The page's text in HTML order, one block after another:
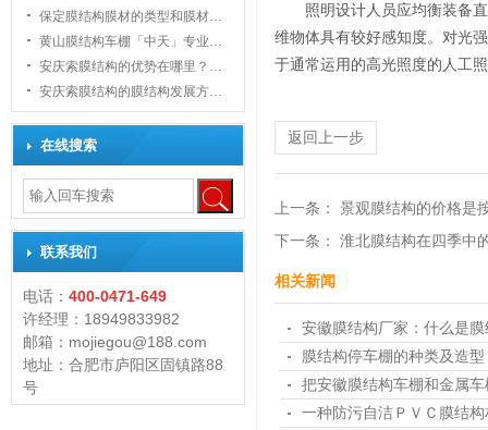
保定膜结构膜材的类型和膜材…
黄山膜结构车棚「中天」专业…
安庆索膜结构的优势在哪里？…
安庆索膜结构的膜结构发展方…
在线搜索
联系我们
电话： 400-0471-649
许经理：18949833982
邮箱：mojiegou@188.com
地址：合肥市庐阳区固镇路88
号
照明设计人员应均衡装备
维物体具有较好感知度。对光
于通常运用的高光照度的人工
返回上一步
上一条： 景观膜结构的价格是
下一条： 淮北膜结构在四季中
相关新闻
安徽膜结构厂家：什么是
膜结构停车棚的种类及造型
把安徽膜结构车棚和金属
一种防污自洁ＰＶＣ膜结